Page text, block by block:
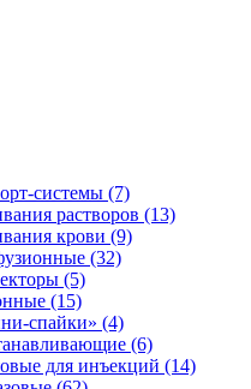
системы (7)
растворов (13)
крови (9)
(32)
(5)
(15)
спайки» (4)
(6)
для инъекций (14)